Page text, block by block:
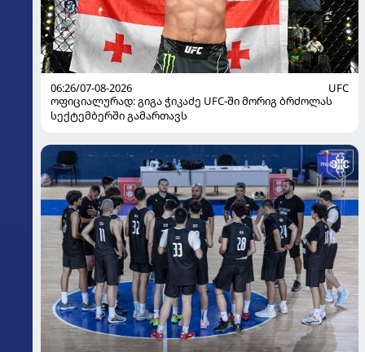
06:26/07-08-2026
UFC
ოფიციალურად: გიგა ჭიკაძე UFC-ში მორიგ ბრძოლას
სექტემბერში გამართავს